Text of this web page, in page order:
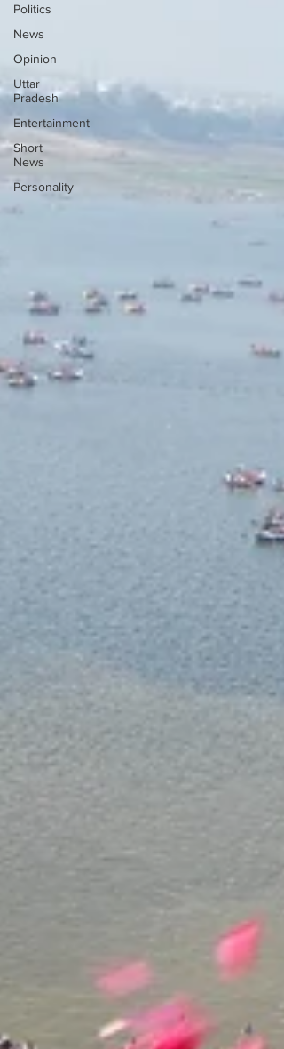
Politics
News
Opinion
Uttar
Pradesh
Entertainment
Short
News
Personality